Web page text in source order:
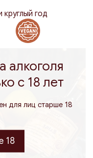
год
просто подарок,
и
в другом
и элегантном. И
алкоголя
с 18 лет
для лиц старше 18
18